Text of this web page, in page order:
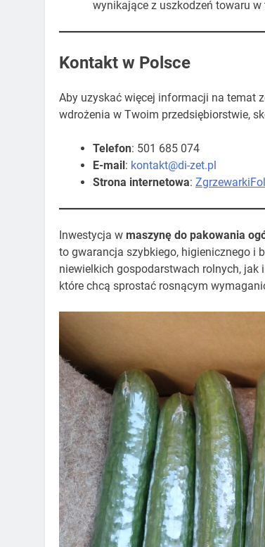
wynikające z uszkodzeń towaru w
Kontakt w Polsce
Aby uzyskać więcej informacji na temat
wdrożenia w Twoim przedsiębiorstwie,
Telefon: 501 685 074
E-mail: kontakt@di-zet.pl
Strona internetowa:
Inwestycja w maszynę do pakowania
to gwarancja szybkiego, higienicznego i
niewielkich gospodarstwach rolnych, jak
które chcą sprostać rosnącym